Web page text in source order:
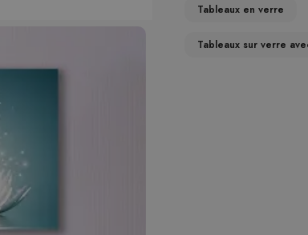
Tableaux en verre
Tableaux sur verre